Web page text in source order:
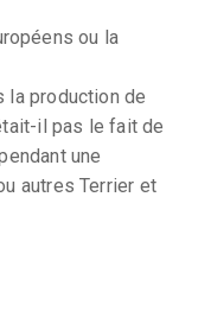
ou la
la production de
il pas le fait de
une
autres Terrier et